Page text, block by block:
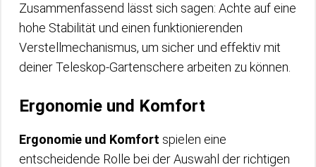
Zusammenfassend lässt sich sagen: Achte auf eine
hohe Stabilität und einen funktionierenden
Verstellmechanismus, um sicher und effektiv mit
deiner Teleskop-Gartenschere arbeiten zu können.
Ergonomie und Komfort
Ergonomie und Komfort spielen eine
entscheidende Rolle bei der Auswahl der richtigen